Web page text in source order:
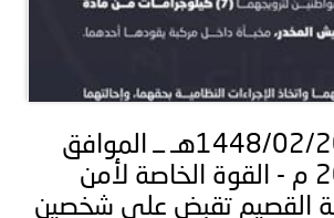
السعودية ـ 1448/02/20هـ ــ الموافق
2026/08/03 م - القوة الخاصة لأمن
القصيم تقبض على شخصين